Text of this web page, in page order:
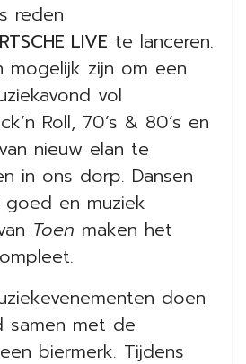
reden
LIVE te lanceren.
zijn om een
vol
Roll, 70’s & 80’s en
nieuw elan te
in ons dorp. Dansen
en muziek
Toen maken het
doen
met de
biermerk. Tijdens